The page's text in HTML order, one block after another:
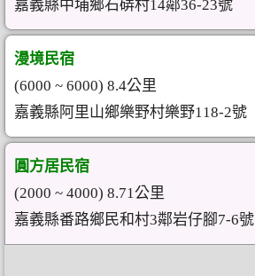
嘉義縣中埔鄉石硦村14鄰36-23號
漫境民宿
(6000 ~ 6000) 8.4公里
嘉義縣阿里山鄉樂野村樂野118-2號
圓方居民宿
(2000 ~ 4000) 8.71公里
嘉義縣番路鄉民和村3鄰岩仔腳7-6號